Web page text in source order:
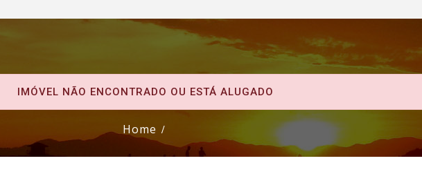
IMÓVEL NÃO ENCONTRADO OU ESTÁ ALUGADO
Home